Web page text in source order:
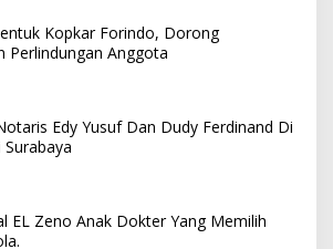
Kopkar Forindo, Dorong
Perlindungan Anggota
Edy Yusuf Dan Dudy Ferdinand Di
EL Zeno Anak Dokter Yang Memilih